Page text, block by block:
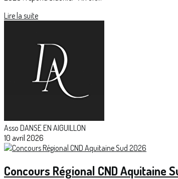
Lire la suite
Asso DANSE EN AIGUILLON
10 avril 2026
Concours Régional CND Aquitaine